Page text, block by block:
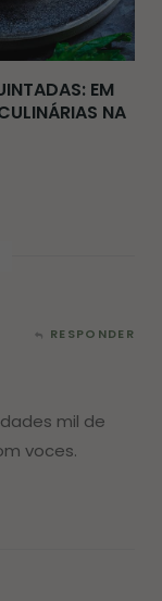
EM
NA
RESPONDER
mil de
voces.